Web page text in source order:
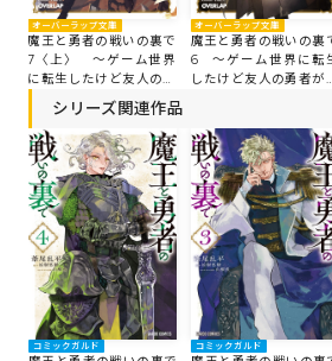
オーバーラップ文庫
魔王と勇者の戦いの裏で
7〈上〉 ～ゲーム世界
に転生したけど友人の勇
者が魔王討伐に旅立った
あとの国内お留守番（内
政と防衛戦）が俺のお仕
事です～
オーバーラップ文庫
魔王と勇者の戦いの裏
6 ～ゲーム世界に転
したけど友人の勇者が魔
衛戦）が俺のお仕事で
～
シリーズ関連作品
コミックガルド コミックガルド